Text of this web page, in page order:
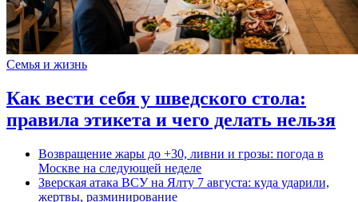
Семья и жизнь
Как вести себя у шведского стола:
правила этикета и чего делать нельзя
Возвращение жары до +30, ливни и грозы: погода в
Москве на следующей неделе
Зверская атака ВСУ на Ялту 7 августа: куда ударили,
жертвы, разминирование